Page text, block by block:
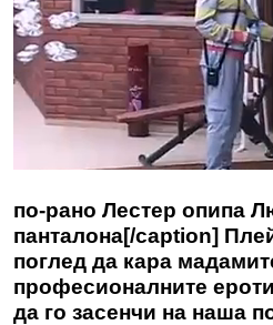
по-рано Лестер опипа
панталона[/caption]
поглед да кара
професионалните
да го засенчи на наша